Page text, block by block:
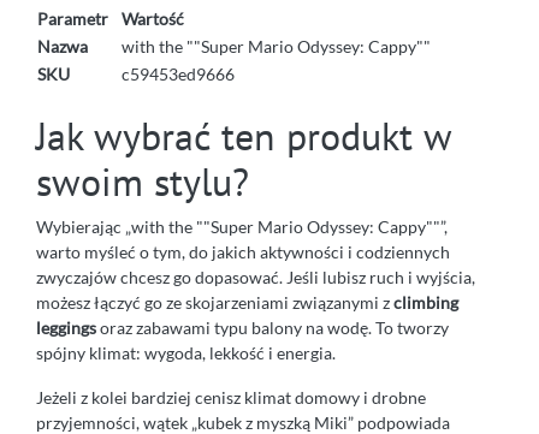
Parametr
Wartość
Nazwa
with the ""Super Mario Odyssey: Cappy""
SKU
c59453ed9666
Jak wybrać ten produkt w
swoim stylu?
Wybierając „with the ""Super Mario Odyssey: Cappy""”,
warto myśleć o tym, do jakich aktywności i codziennych
zwyczajów chcesz go dopasować. Jeśli lubisz ruch i wyjścia,
możesz łączyć go ze skojarzeniami związanymi zclimbing
leggingsoraz zabawami typu balony na wodę. To tworzy
spójny klimat: wygoda, lekkość i energia.
Jeżeli z kolei bardziej cenisz klimat domowy i drobne
przyjemności, wątek „kubek z myszką Miki” podpowiada